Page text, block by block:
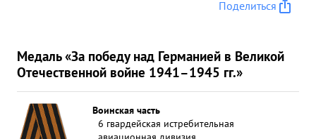
Поделиться
Медаль «За победу над Германией в Великой
Отечественной войне 1941–1945 гг.»
Воинская часть
6 гвардейская истребительная